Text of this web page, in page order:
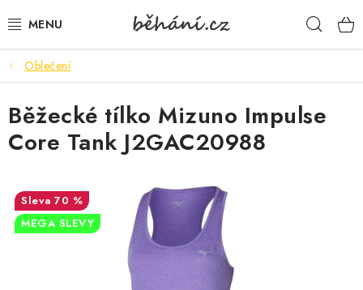
na
BOTY PÁNSKÉ
BOTY DÁMSKÉ
PÁNSKÉ OBLEČENÍ
DÁMSKÉ OBLEČENÍ
DOPLŇKY
DÁRKOVÉ POUKAZY
Oblečení
Běžecké tílko Mizuno Impulse
Core Tank J2GAC20988
70 %
MEGA SLEVY